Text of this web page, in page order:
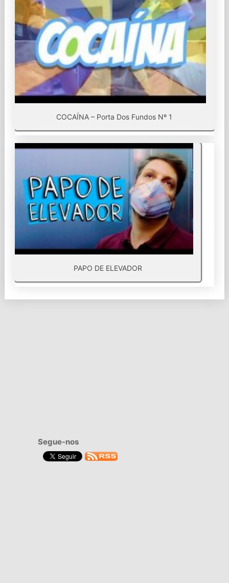
COCAÍNA – Porta Dos Fundos Nº 1
PAPO DE ELEVADOR
Segue-nos